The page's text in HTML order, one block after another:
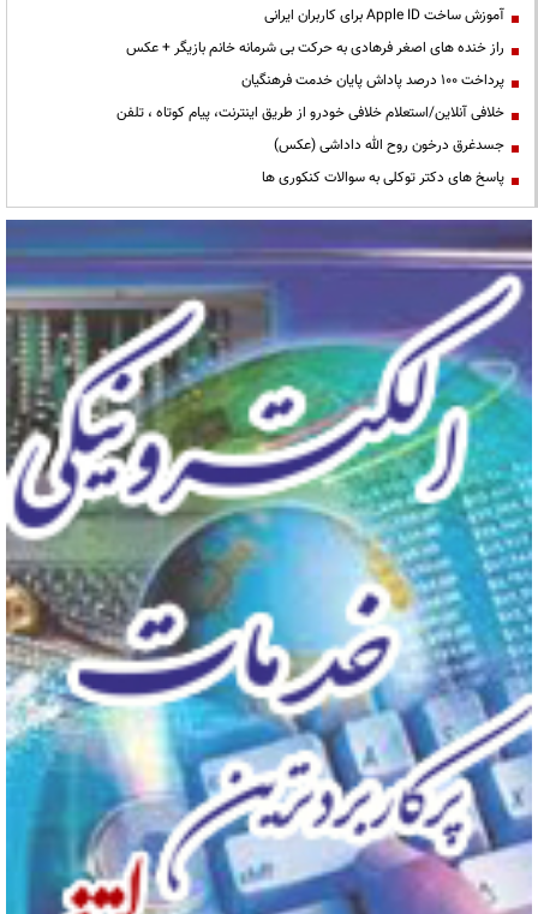
آموزش ساخت Apple ID برای کاربران ایرانی
راز خنده های اصغر فرهادی به حرکت بی شرمانه خانم بازیگر + عکس
پرداخت ۱۰۰ درصد پاداش پایان خدمت فرهنگیان
خلافی آنلاین/استعلام خلافی خودرو از طریق اینترنت، پیام کوتاه ، تلفن
جسدغرق درخون روح الله داداشی (عکس)
پاسخ های دکتر توکلی به سوالات کنکوری ها